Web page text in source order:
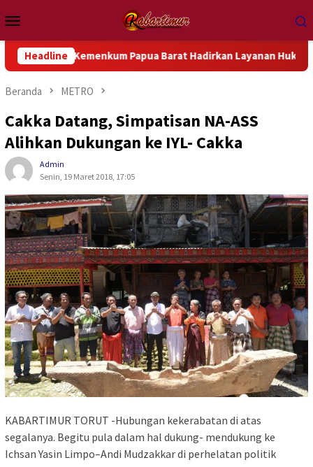
ke
kontenMobile
HeadlinePapua Barat Hadirkan Layanan Hukum Gratis dan
Beranda METRO
Cakka Datang, Simpatisan NA-ASS
Alihkan Dukungan ke IYL- Cakka
Admin
Senin, 19 Maret 2018, 17:05
KABARTIMUR TORUT -Hubungan kekerabatan di atas
segalanya. Begitu pula dalam hal dukung- mendukung ke
Ichsan Yasin Limpo–Andi Mudzakkar di perhelatan politik